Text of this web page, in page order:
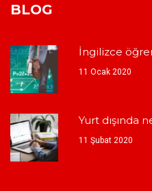
BLOG
İngilizce
11 Ocak 2020
Yurt dışında
11 Şubat 2020